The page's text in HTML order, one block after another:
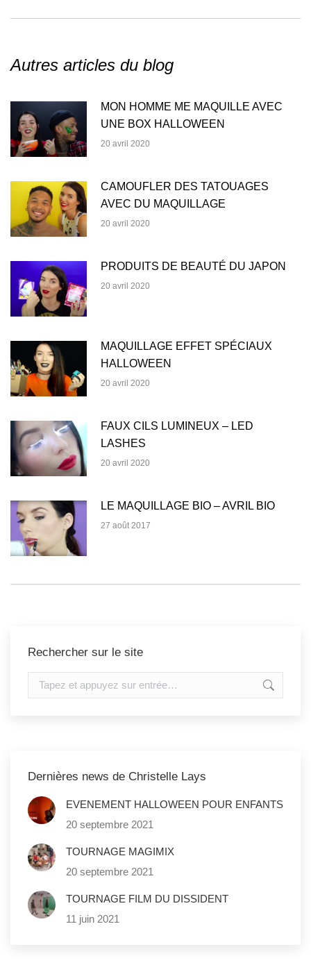
Autres articles du blog
MON HOMME ME MAQUILLE AVEC
UNE BOX HALLOWEEN
20 avril 2020
CAMOUFLER DES TATOUAGES
AVEC DU MAQUILLAGE
20 avril 2020
PRODUITS DE BEAUTÉ DU JAPON
20 avril 2020
MAQUILLAGE EFFET SPÉCIAUX
HALLOWEEN
20 avril 2020
FAUX CILS LUMINEUX – LED
LASHES
20 avril 2020
LE MAQUILLAGE BIO – AVRIL BIO
27 août 2017
Rechercher sur le site
Recherche
:
Dernières news de Christelle Lays
EVENEMENT HALLOWEEN POUR ENFANTS
20 septembre 2021
TOURNAGE MAGIMIX
20 septembre 2021
TOURNAGE FILM DU DISSIDENT
11 juin 2021